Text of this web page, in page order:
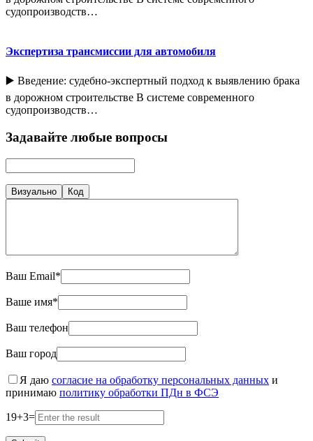
судопроизводств…
Экспертиза трансмиссии для автомобиля
▶️ Введение: судебно-экспертный подход к выявлению брака
в дорожном строительстве В системе современного
судопроизводств…
Задавайте любые вопросы
Визуально Код
Ваш Email*
Ваше имя*
Ваш телефон
Ваш город
Я даю согласие на обработку персональных данных и
принимаю политику обработки ПДн в ФСЭ
19+3=